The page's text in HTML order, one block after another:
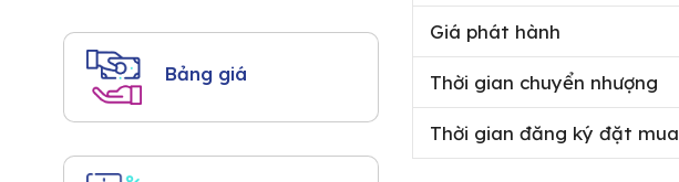
Bảng giá
Giá phát hành
Thời gian chuyển nhượng
Thời gian đăng ký đặt mua